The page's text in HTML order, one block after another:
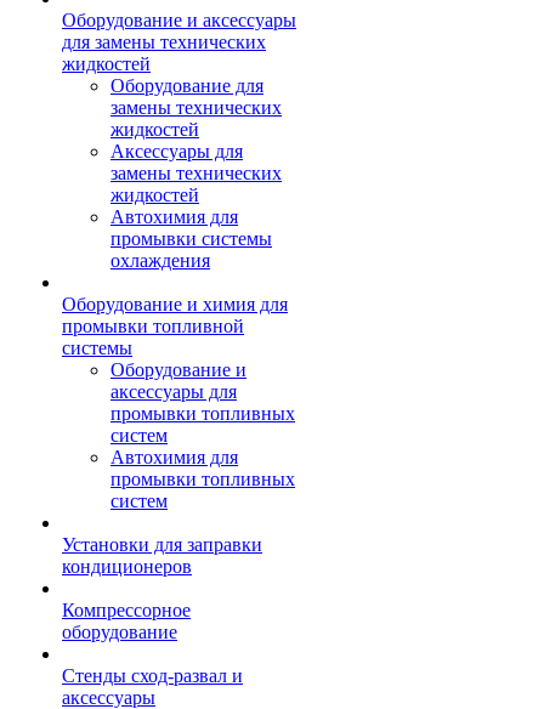
Оборудование и аксессуары
для замены технических
жидкостей
Оборудование для
замены технических
жидкостей
Аксессуары для
замены технических
жидкостей
Автохимия для
промывки системы
охлаждения
Оборудование и химия для
промывки топливной
системы
Оборудование и
аксессуары для
промывки топливных
систем
Автохимия для
промывки топливных
систем
Установки для заправки
кондиционеров
Компрессорное
оборудование
Стенды сход-развал и
аксессуары